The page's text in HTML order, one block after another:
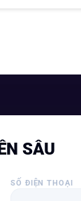
SÂU
SỐ ĐIỆN THOẠI